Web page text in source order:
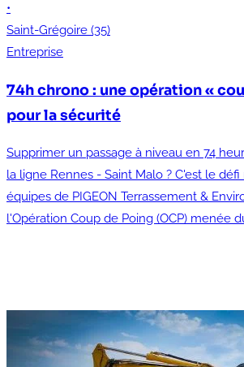
•
Saint-Grégoire (35)
Entreprise
74h chrono : une opération «
pour la sécurité
Supprimer un passage à niveau en 74
la ligne Rennes - Saint Malo ? C'est le
équipes de PIGEON Terrassement &
l'Opération Coup de Poing (OCP) menée